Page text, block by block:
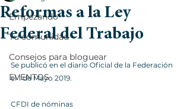
Empezando
Tu comunidad
Consejos para bloguear
EVENTOS
Reformas a la Ley
Federal del Trabajo
Se publicó en el diario Oficial de la Federación
el 1 de Mayo 2019.
CFDI de nóminas